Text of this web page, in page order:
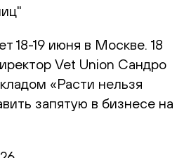
18-19 июня в Москве. 18
Vet Union Сандро
«Расти нельзя
запятую в бизнесе на